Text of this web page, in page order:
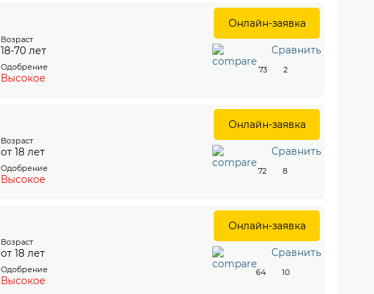
Возраст
18-70 лет
Одобрение
Высокое
Онлайн-заявка
Сравнить
73 2
Возраст
от 18 лет
Одобрение
Высокое
Онлайн-заявка
Сравнить
72 8
Возраст
от 18 лет
Одобрение
Высокое
Онлайн-заявка
Сравнить
64 10